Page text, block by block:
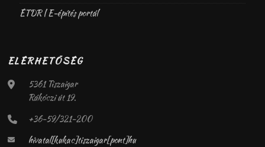
ÉTDR | E-építés portál
ELÉRHETŐSÉG
5361 Tiszaigar
Rákóczi út 19.
+36-59/321-200
hivatal[kukac]tiszaigar[pont]hu